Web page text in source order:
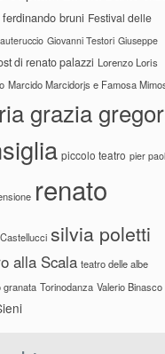
ferdinando bruni Festival delle
Giovanni Testori Giuseppe
di renato palazzi Lorenzo Loris
Marcido Marcidorjs e Famosa
grazia
piccolo teatro pier
renato
silvia poletti
alla Scala teatro delle albe
granata Torinodanza Valerio Binasco